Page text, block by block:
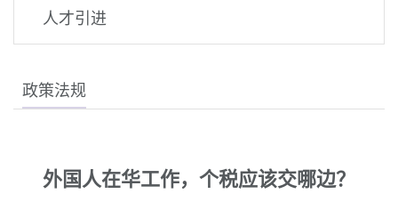
人才引进
政策法规
外国人在华工作，个税应该交哪边？